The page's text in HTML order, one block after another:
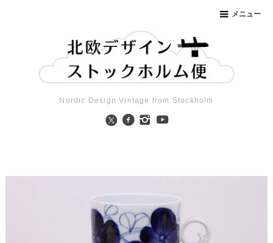
メニュー
Nordic Design Vintage from Stockholm